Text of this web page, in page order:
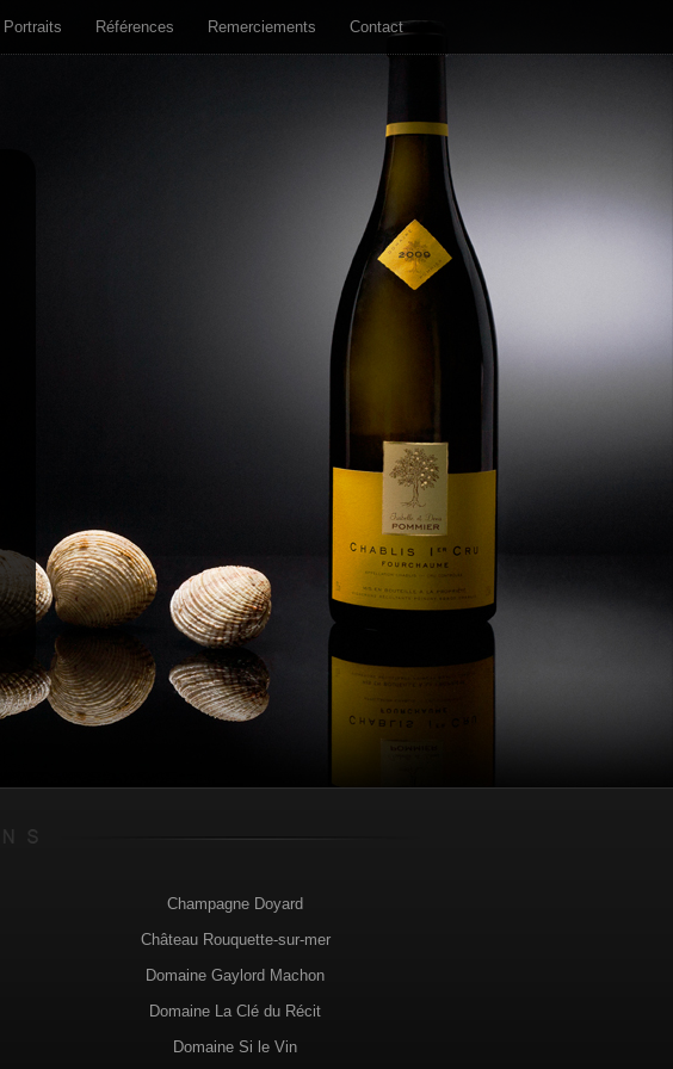
Contact
Remerciements
Références
Portraits
Champagne Doyard
Château Rouquette-sur-mer
Domaine Gaylord Machon
Domaine La Clé du Récit
Domaine Si le Vin